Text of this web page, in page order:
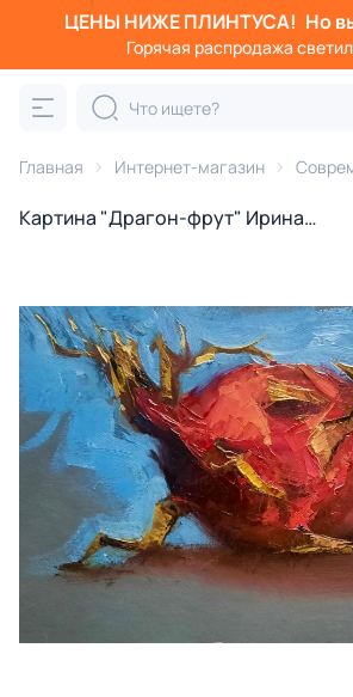
ЦЕНЫ НИЖЕ ПЛИНТУСА! Но
Горячая распродажа
Главная Интернет-магазин
Картина "Драгон-фрут" Ирина